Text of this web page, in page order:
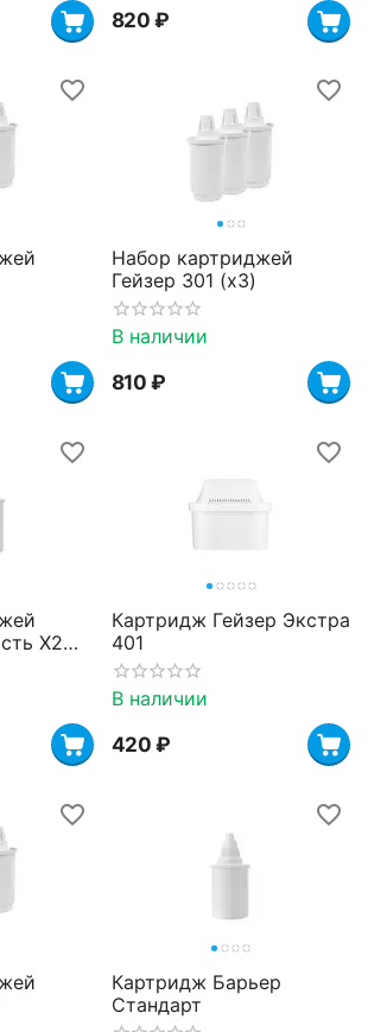
‍820‍ ₽
Набор картриджей
Гейзер 301 (х3)
В наличии
‍810‍ ₽
X2
Картридж Гейзер Экстра
401
В наличии
‍420‍ ₽
Картридж Барьер
Стандарт